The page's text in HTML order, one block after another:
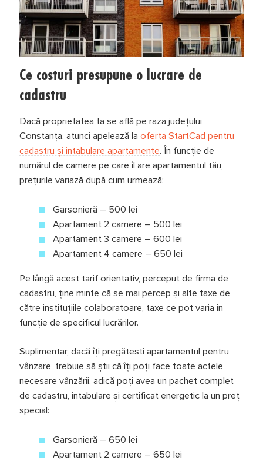
Ce costuri presupune o lucrare de
cadastru
Dacă proprietatea ta se află pe raza județului
Constanța, atunci apelează la oferta StartCad pentru
cadastru și intabulare apartamente. În funcție de
numărul de camere pe care îl are apartamentul tău,
prețurile variază după cum urmează:
Garsonieră – 500 lei
Apartament 2 camere – 500 lei
Apartament 3 camere – 600 lei
Apartament 4 camere – 650 lei
Pe lângă acest tarif orientativ, perceput de firma de
cadastru, ține minte că se mai percep și alte taxe de
către instituțiile colaboratoare, taxe ce pot varia in
funcție de specificul lucrărilor.
Suplimentar, dacă îți pregăteşti apartamentul pentru
vânzare, trebuie să ştii că îți poți face toate actele
necesare vânzării, adică poți avea un pachet complet
de cadastru, intabulare şi certificat energetic la un preț
special:
Garsonieră – 650 lei
Apartament 2 camere – 650 lei